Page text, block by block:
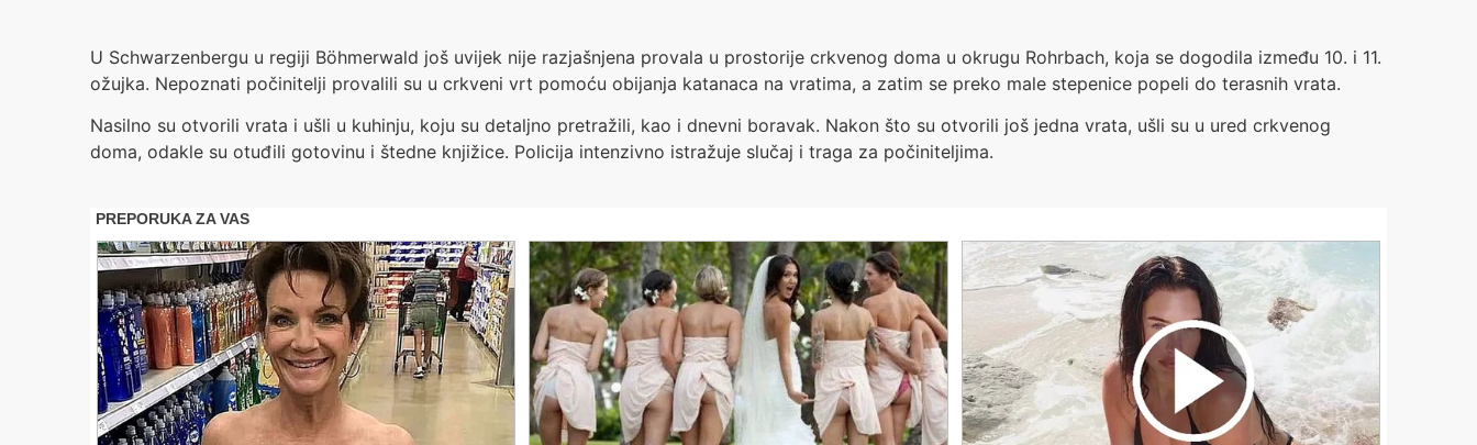
U Schwarzenbergu u regiji Böhmerwald još uvijek nije razjašnjena provala u prostorije crkvenog doma u okrugu Rohrbach, koja se dogodila između 10. i 11.
ožujka. Nepoznati počinitelji provalili su u crkveni vrt pomoću obijanja katanaca na vratima, a zatim se preko male stepenice popeli do terasnih vrata.
Nasilno su otvorili vrata i ušli u kuhinju, koju su detaljno pretražili, kao i dnevni boravak. Nakon što su otvorili još jedna vrata, ušli su u ured crkvenog
doma, odakle su otuđili gotovinu i štedne knjižice. Policija intenzivno istražuje slučaj i traga za počiniteljima.